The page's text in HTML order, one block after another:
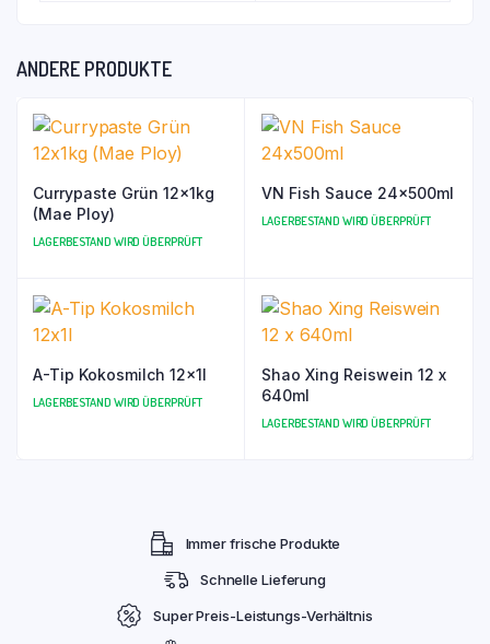
ANDERE PRODUKTE
Currypaste Grün 12x1kg
(Mae Ploy)
LAGERBESTAND WIRD ÜBERPRÜFT
VN Fish Sauce 24x500ml
LAGERBESTAND WIRD ÜBERPRÜFT
A-Tip Kokosmilch 12x1l
LAGERBESTAND WIRD ÜBERPRÜFT
Shao Xing Reiswein 12 x
640ml
LAGERBESTAND WIRD ÜBERPRÜFT
Immer frische Produkte
Schnelle Lieferung
Super Preis-Leistungs-Verhältnis